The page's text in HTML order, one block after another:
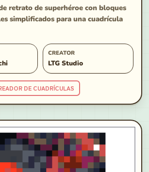
retrato de superhéroe con bloques
simplificados para una cuadrícula
CREATOR
LTG Studio
DE CUADRÍCULAS